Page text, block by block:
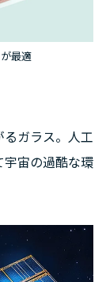
最適
ガラス。人工
宙の過酷な環